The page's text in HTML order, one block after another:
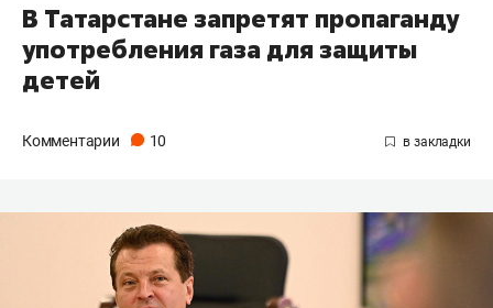
В Татарстане запретят пропаганду
употребления газа для защиты
детей
Комментарии 10